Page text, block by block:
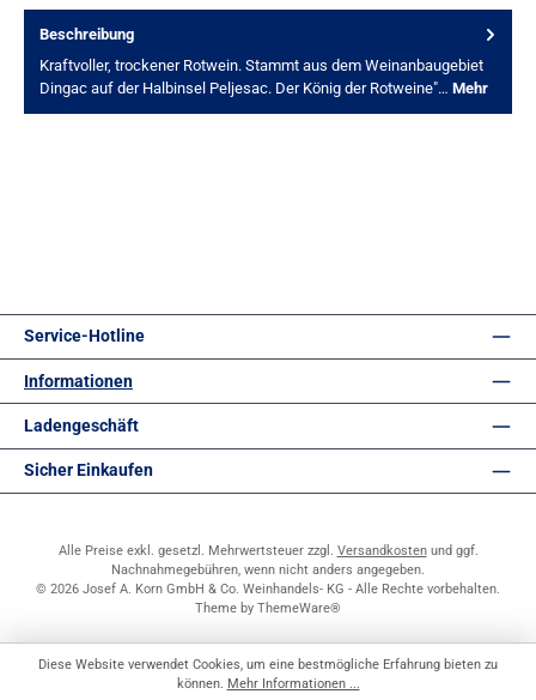
Beschreibung
Kraftvoller, trockener Rotwein. Stammt aus dem Weinanbaugebiet
Dingac auf der Halbinsel Peljesac. Der König der Rotweine"… Mehr
Service-Hotline
Informationen
Ladengeschäft
Sicher Einkaufen
Alle Preise exkl. gesetzl. Mehrwertsteuer zzgl. Versandkostenund ggf.
Nachnahmegebühren, wenn nicht anders angegeben.
© 2026 Josef A. Korn GmbH & Co. Weinhandels- KG - Alle Rechte vorbehalten.
Theme by ThemeWare®
Diese Website verwendet Cookies, um eine bestmögliche Erfahrung bieten zu
können. Mehr Informationen ...